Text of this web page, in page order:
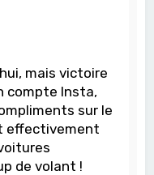
mais victoire
compte Insta,
sur le
effectivement
de volant !